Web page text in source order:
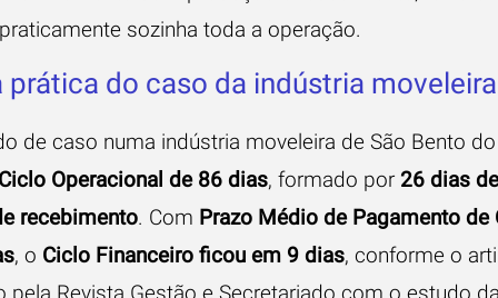
sozinha toda a operação.
prática do caso da indústria moveleira
de caso numa indústria moveleira de São Bento
Operacional de 86 dias, formado por 26 dias
recebimento. Com Prazo Médio de Pagamento de
, o Ciclo Financeiro ficou em 9 dias, conforme o